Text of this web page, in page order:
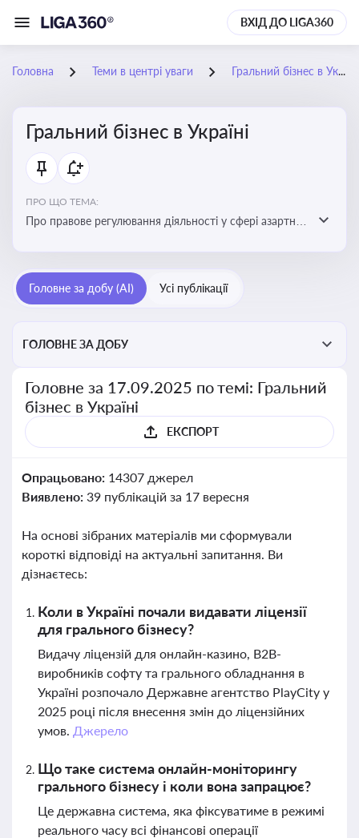
ВХІД ДО LIGA360
Головна Теми в центрі уваги Гральний бізнес в Україні
Гральний бізнес в Україні
ПРО ЩО ТЕМА:
Про правове регулювання діяльності у сфері азартних
реальні кейси
Головне за добу (AI) Усі публікації
ГОЛОВНЕ ЗА ДОБУ
Головне за 17.09.2025 по темі: Гральний
бізнес в Україні
ЕКСПОРТ
Опрацьовано: 14307 джерел
Виявлено: 39 публікацій за 17 вересня
На основі зібраних матеріалів ми сформували
короткі відповіді на актуальні запитання. Ви
дізнаєтесь:
Коли в Україні почали видавати ліцензії
для грального бізнесу?
Видачу ліцензій для онлайн-казино, B2B-
виробників софту та грального обладнання в
Україні розпочало Державне агентство PlayCity у
2025 році після внесення змін до ліцензійних
умов. Джерело
Що таке система онлайн-моніторингу
грального бізнесу і коли вона запрацює?
Це державна система, яка фіксуватиме в режимі
реального часу всі фінансові операції